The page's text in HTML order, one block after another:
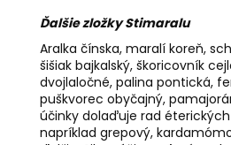
Ďalšie zložky Stimaralu
Aralka čínska, maralí koreň,
šišiak bajkalský, škoricovník
dvojlaločné, palina pontická,
puškvorec obyčajný,
účinky dolaďuje rad
napríklad grepový,